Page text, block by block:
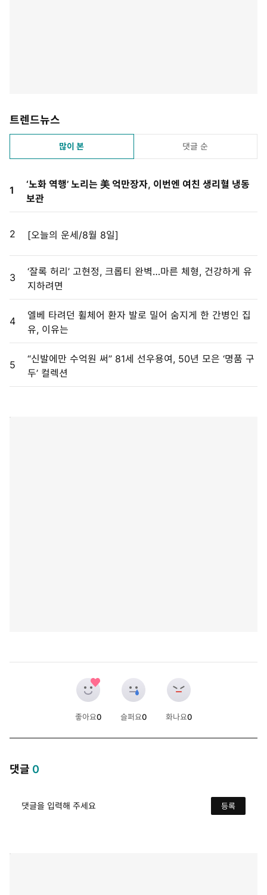
트렌드뉴스
많이 본 댓글 순
1
‘노화 역행’ 노리는 美 억만장자, 이번엔 여친 생리혈 냉동
보관
2 [오늘의 운세/8월 8일]
3
‘잘록 허리’ 고현정, 크롭티 완벽…마른 체형, 건강하게 유
지하려면
4
엘베 타려던 휠체어 환자 발로 밀어 숨지게 한 간병인 집
유, 이유는
5
“신발에만 수억원 써” 81세 선우용여, 50년 모은 ‘명품 구
두’ 컬렉션
좋아요0
슬퍼요0
화나요0
댓글 0
댓글을 입력해 주세요 등록